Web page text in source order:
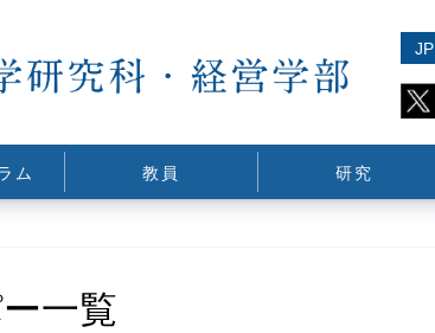
JP
ム 教員 研究
一覧